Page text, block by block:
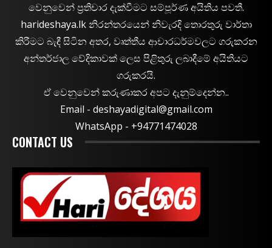
වෙනුවෙන් ප්‍රතිචාර දැක්වීමට සම්පූර්ණ අයිතිය පවතී.
harideshaya.lk නිරන්තරයෙන් නිවැරදි තොරතුරු වාර්තා
කිරීමට බැඳී සිටින අතර, වෘත්තීය ආචාරධර්මවලට ගරුකරන
අන්තර්ජාල වේදිකාවක් ලෙස පිළිතුරු ලබාදීමේ අයිතියට
ගරුකරයි.
ඒ වෙනුවෙන් කරුණාකර අපට දැනුම්දෙන්න..
Email - deshayadigital@gmail.com
WhatsApp - ‪+94771474028
CONTACT US